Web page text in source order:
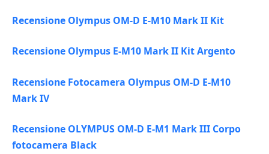
Recensione Olympus OM-D E-M10 Mark II Kit
Recensione Olympus E-M10 Mark II Kit Argento
Recensione Fotocamera Olympus OM-D E-M10
Mark IV
Recensione OLYMPUS OM-D E-M1 Mark III Corpo
fotocamera Black